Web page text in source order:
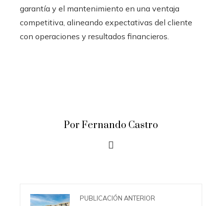
garantía y el mantenimiento en una ventaja
competitiva, alineando expectativas del cliente
con operaciones y resultados financieros.
Por Fernando Castro
PUBLICACIÓN ANTERIOR